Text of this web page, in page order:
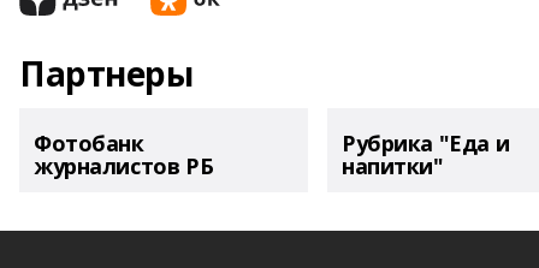
Партнеры
Фотобанк
журналистов РБ
Рубрика "Еда и
напитки"